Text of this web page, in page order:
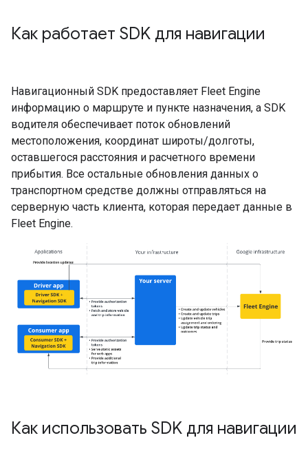
Как работает SDK для навигации
Навигационный SDK предоставляет Fleet Engine
информацию о маршруте и пункте назначения, а SDK
водителя обеспечивает поток обновлений
местоположения, координат широты/долготы,
оставшегося расстояния и расчетного времени
прибытия. Все остальные обновления данных о
транспортном средстве должны отправляться на
серверную часть клиента, которая передает данные в
Fleet Engine.
Как использовать SDK для навигации